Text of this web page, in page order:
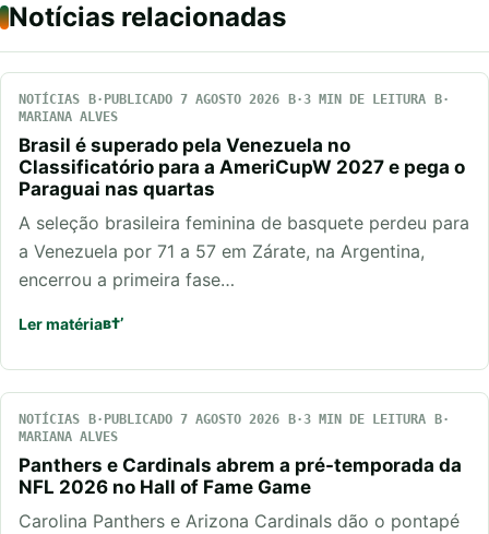
Notícias relacionadas
NOTÍCIAS PUBLICADO 7 AGOSTO 2026
3 MIN DE LEITURA
MARIANA ALVES
Brasil é superado pela Venezuela no
Classificatório para a AmeriCupW 2027 e pega o
Paraguai nas quartas
A seleção brasileira feminina de basquete perdeu para
a Venezuela por 71 a 57 em Zárate, na Argentina,
encerrou a primeira fase…
Ler matéria
NOTÍCIAS PUBLICADO 7 AGOSTO 2026
3 MIN DE LEITURA
MARIANA ALVES
Panthers e Cardinals abrem a pré-temporada da
NFL 2026 no Hall of Fame Game
Carolina Panthers e Arizona Cardinals dão o pontapé